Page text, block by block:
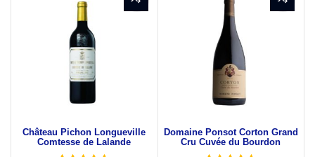
Château Pichon Longueville
Comtesse de Lalande
Domaine Ponsot Corton Grand
Cru Cuvée du Bourdon